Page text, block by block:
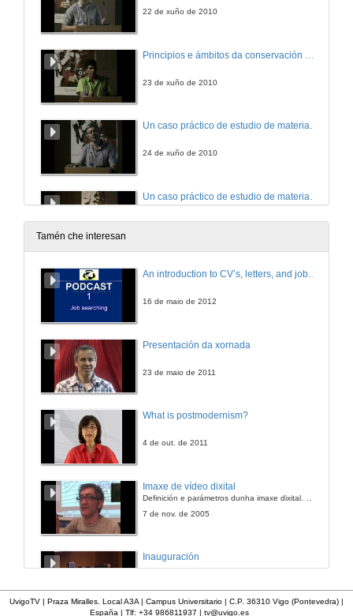
22 de xuño de 2010
23 de xuño de 2010
Un caso práctico de estudio de materiais arqueolóxicos: A cerámica romana de Bracara Augusta dende o xacemento á publicación
24 de xuño de 2010
24 de xuño de 2010
Tamén che interesan
An introduction to CV’s, letters, and job searching
16 de maio de 2012
Presentación da xornada
23 de maio de 2011
What is postmodernism?
4 de out. de 2011
Imaxe de vídeo dixital
Definición e parámetros dunha imaxe dixital. Resolución e Aspecto. Profundidade da cor. Compresión. Frame por segundo. Entrelazado. Campos, cadros
7 de nov. de 2005
Inauguración
UvigoTV | Praza Miralles. Local A3A | Campus Universitario | C.P. 36310 Vigo (Pontevedra) |
España | Tlf: +34 986811937 | tv@uvigo.es